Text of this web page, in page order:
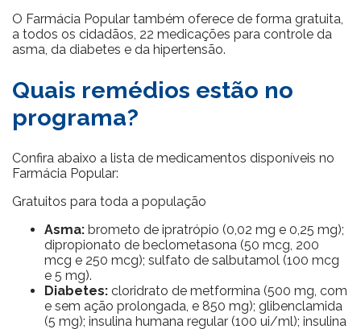
O Farmácia Popular também oferece de forma gratuita,
a todos os cidadãos, 22 medicações para controle da
asma, da diabetes e da hipertensão.
Quais remédios estão no
programa?
Confira abaixo a lista de medicamentos disponíveis no
Farmácia Popular:
Gratuitos para toda a população
Asma: brometo de ipratrópio (0,02 mg e 0,25 mg);
dipropionato de beclometasona (50 mcg, 200
mcg e 250 mcg); sulfato de salbutamol (100 mcg
e 5 mg).
Diabetes: cloridrato de metformina (500 mg, com
e sem ação prolongada, e 850 mg); glibenclamida
(5 mg); insulina humana regular (100 ui/ml); insulina